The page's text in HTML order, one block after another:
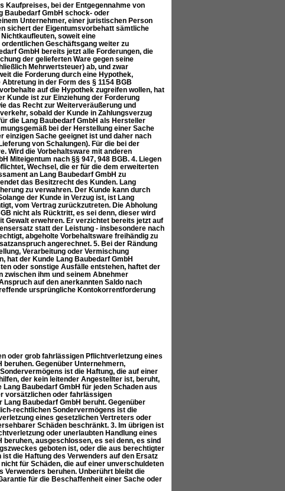
Kaufpreises, bei der Entgegennahme von
Baubedarf GmbH schock- oder
Unternehmer, einer juristischen Person
sichert der Eigentumsvorbehatt sämtliche
soweit eine
Geschäftsgang weiter zu
GmbH bereits jetzt alle Forderungen, die
der gelieferten Ware gegen seine
Mehrwertsteuer) ab, und zwar
die Forderung durch eine Hypothek,
in der Form des § 1154 BGB
auf die Hypothek zugreifen wollen, hat
Kunde ist zur Einziehung der Forderung
das Recht zur Weiterveräußerung und
sobald der Kunde in Zahlungsverzug
die Lang Baubedarf GmbH als Hersteller
bei der Herstellung einer Sache
einzigen Sache geeignet ist und daher nach
von Schalungen). Für die bei der
Wird die Vorbehaltsware mit anderen
Miteigentum nach §§ 947, 948 BGB. 4. Liegen
Wechsel, die er für die dem erweiterten
an Lang Baubedarf GmbH zu
das Besitzrecht des Kunden. Lang
zu verwahren. Der Kunde kann durch
der Kunde in Verzug ist, ist Lang
vom Vertrag zurückzutreten. Die Abholung
nicht als Rücktritt, es sei denn, dieser wird
erwehren. Er verzichtet bereits jetzt auf
statt der Leistung - insbesondere nach
abgeholte Vorbehaltsware freihändig zu
angerechnet. 5. Bei der Rändung
Verarbeitung oder Vermischung
hat der Kunde Lang Baubedarf GmbH
oder sonstige Ausfälle entstehen, haftet der
zwischen ihm und seinem Abnehmer
auf den anerkannten Saldo nach
ursprüngliche Kontokorrentforderung
oder grob fahrlässigen Pflichtverletzung eines
Gegenüber Unternehmern,
ist die Haftung, die auf einer
der kein leitender Angestellter ist, beruht,
Baubedarf GmbH für jeden Schaden aus
vorsätzlichen oder fahrlässigen
Baubedarf GmbH beruht. Gegenüber
rechtlichen Sondervermögens ist die
eines gesetzlichen Vertreters oder
Schäden beschränkt. 3. Im übrigen ist
oder unerlaubten Handlung eines
ausgeschlossen, es sei denn, es sind
geboten ist, oder die aus berechtigter
die Haftung des Verwenders auf den Ersatz
für Schäden, die auf einer unverschuldeten
beruhen. Unberührt bleibt die
für die Beschaffenheit einer Sache oder